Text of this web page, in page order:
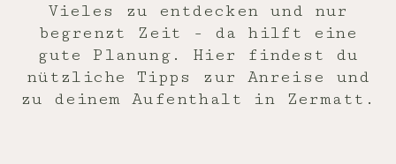
Vieles zu entdecken und nur
begrenzt Zeit - da hilft eine
gute Planung. Hier findest du
nützliche Tipps zur Anreise und
zu deinem Aufenthalt in Zermatt.